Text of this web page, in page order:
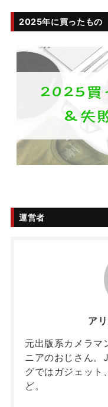
2025年に買ったもの
運営者
ア
元出版系カメラ
ニアのおじさん。
グではガジェット
ど。